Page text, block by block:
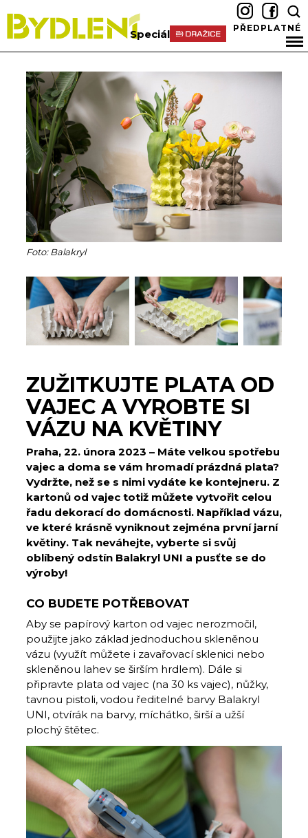
Speciál PŘEDPLATNÉ
Foto: Balakryl
ZUŽITKUJTE PLATA OD
VAJEC A VYROBTE SI
VÁZU NA KVĚTINY
Praha, 22. února 2023 – ⁠Máte velkou spotřebu
vajec a doma se vám hromadí prázdná plata?
Vydržte, než se s nimi vydáte ke kontejneru. Z
kartonů od vajec totiž můžete vytvořit celou
řadu dekorací do domácnosti. Například vázu,
ve které krásně vyniknout zejména první jarní
květiny. Tak neváhejte, vyberte si svůj
oblíbený odstín Balakryl UNI a pusťte se do
výroby!
CO BUDETE POTŘEBOVAT
Aby se papírový karton od vajec nerozmočil,
použijte jako základ jednoduchou skleněnou
vázu (využít můžete i zavařovací sklenici nebo
skleněnou lahev se širším hrdlem). Dále si
připravte plata od vajec (na 30 ks vajec), nůžky,
tavnou pistoli, vodou ředitelné barvy Balakryl
UNI, otvírák na barvy, míchátko, širší a užší
plochý štětec.